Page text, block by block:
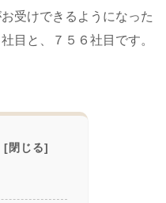
受けできるようになった
目と、７５６社目です。